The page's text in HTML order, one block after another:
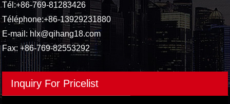
Tél:+86-769-81283426
Téléphone:+86-13929231880
E-mail: hlx@qihang18.com
Fax: +86-769-82553292
Inquiry For Pricelist